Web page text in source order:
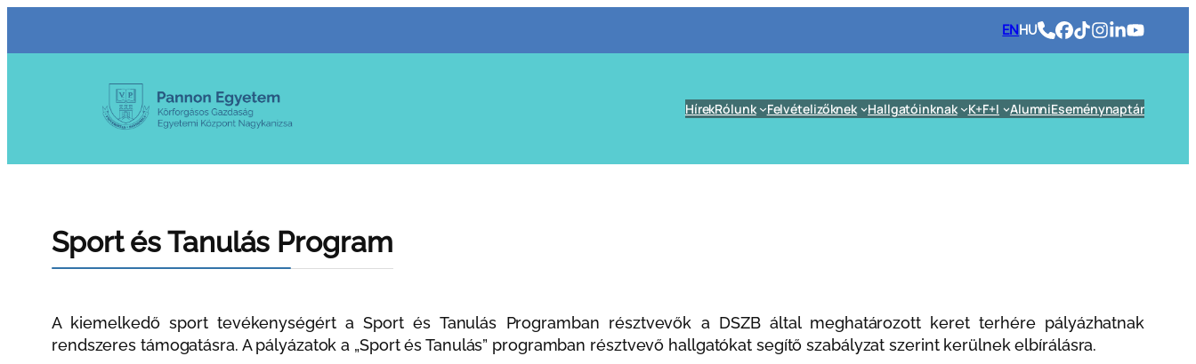
ENHU
HírekRólunk Felvételizőknek Hallgatóinknak K+F+I AlumniEseménynaptár
Sport és Tanulás Program
A kiemelkedő sport tevékenységért a Sport és Tanulás Programban résztvevők a DSZB által meghatározott keret terhére pályázhatnak
rendszeres támogatásra. A pályázatok a „Sport és Tanulás” programban résztvevő hallgatókat segítő szabályzat szerint kerülnek elbírálásra.